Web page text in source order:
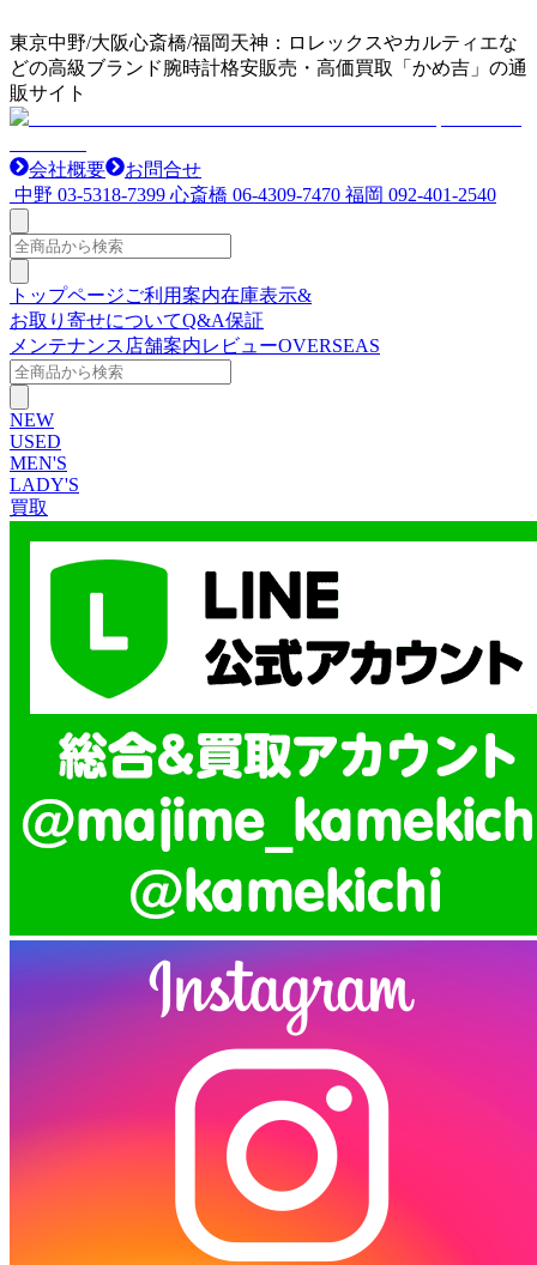
東京中野/大阪心斎橋/福岡天神：ロレックスやカルティエな
どの高級ブランド腕時計格安販売・高価買取「かめ吉」の通
販サイト
会社概要
お問合せ
中野 03-5318-7399 心斎橋 06-4309-7470 福岡 092-401-2540
トップページご利用案内在庫表示&
お取り寄せについてQ&A保証
メンテナンス 店舗案内レビューOVERSEAS
NEW
USED
MEN'S
LADY'S
買取